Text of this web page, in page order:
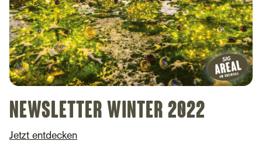
Newsletter Winter 2022
Jetzt entdecken